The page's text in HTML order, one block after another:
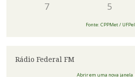
7
5
Fonte: CPPMet / UFPel
Rádio Federal FM
Abrir em uma nova janela